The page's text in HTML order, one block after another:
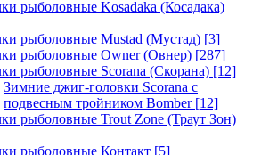
рыболовные Kosadaka (Косадака)
рыболовные Mustad (Мустад) [3]
рыболовные Owner (Овнер) [287]
рыболовные Scorana (Скорана) [12]
Зимние джиг-головки Scorana с
подвесным тройником Bomber[12]
рыболовные Trout Zone (Траут Зон)
рыболовные Контакт [5]